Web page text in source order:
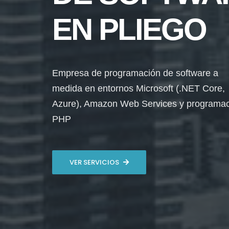
EN PLIEGO
Empresa de programación de software a
medida en entornos Microsoft (.NET Core,
Azure), Amazon Web Services y
PHP
VER SERVICIOS